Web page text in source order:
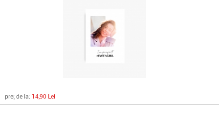
preț de la: 14,90 Lei